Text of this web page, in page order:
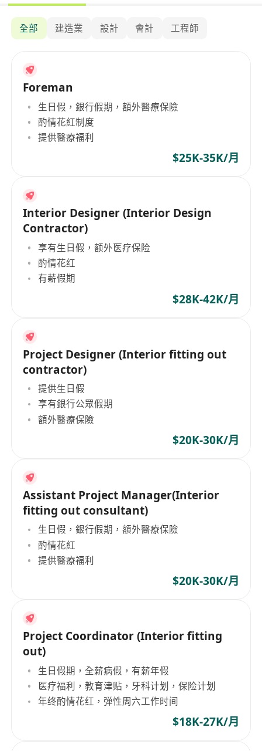
全部 建造業 設計 會計 工程師
Foreman
生日假，銀行假期，額外醫療保險
酌情花紅制度
提供醫療福利
$25K-35K/月
Interior Designer (Interior Design
Contractor)
享有生日假，额外医疗保险
酌情花红
有薪假期
$28K-42K/月
Project Designer (Interior fitting out
contractor)
提供生日假
享有銀行公眾假期
額外醫療保險
$20K-30K/月
Assistant Project Manager(Interior
fitting out consultant)
生日假，銀行假期，額外醫療保險
酌情花紅
提供醫療福利
$20K-30K/月
Project Coordinator (Interior fitting
out)
生日假期，全薪病假，有薪年假
医疗福利，教育津贴，牙科计划，保险计划
年终酌情花红，弹性周六工作时间
$18K-27K/月